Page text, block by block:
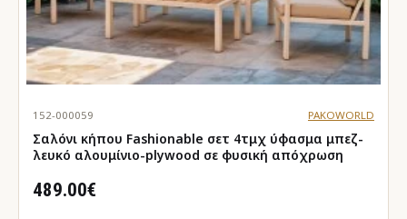
152-000059 PAKOWORLD
Σαλόνι κήπου Fashionable σετ 4τμχ ύφασμα μπεζ-
λευκό αλουμίνιο-plywood σε φυσική απόχρωση
489.00€